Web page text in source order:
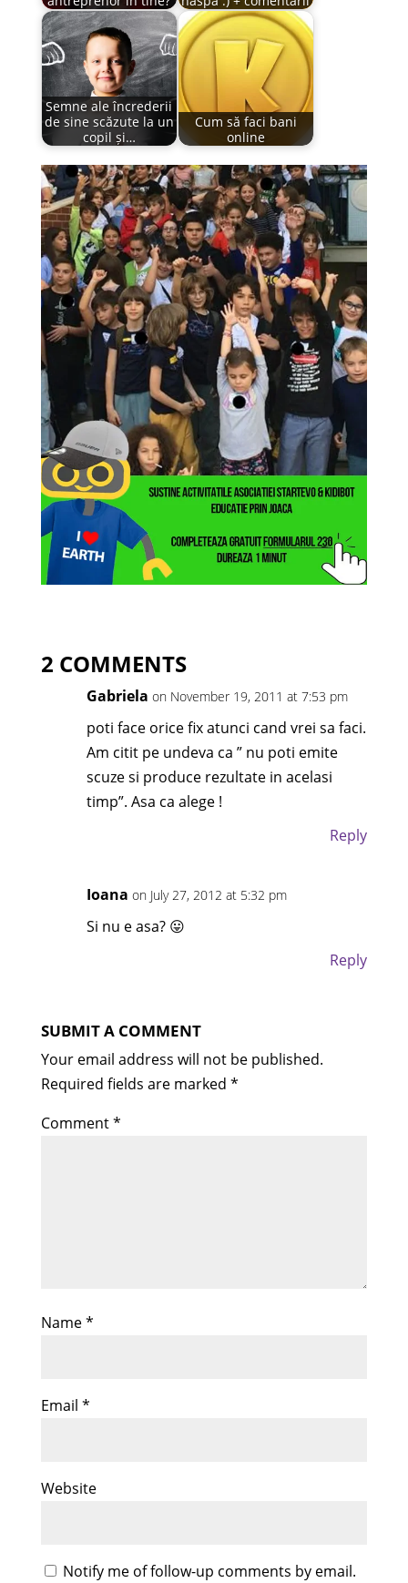
Semne ale încrederii
de sine scăzute la un
copil și…
Cum să faci bani
online
2 COMMENTS
Gabriela on November 19, 2011 at 7:53 pm
poti face orice fix atunci cand vrei sa faci.
Am citit pe undeva ca ” nu poti emite
scuze si produce rezultate in acelasi
timp”. Asa ca alege !
Reply
Ioana on July 27, 2012 at 5:32 pm
Si nu e asa? 😛
Reply
SUBMIT A COMMENT
Your email address will not be published.
Required fields are marked *
Comment*
Name*
Email *
Website
Notify me of follow-up comments by email.